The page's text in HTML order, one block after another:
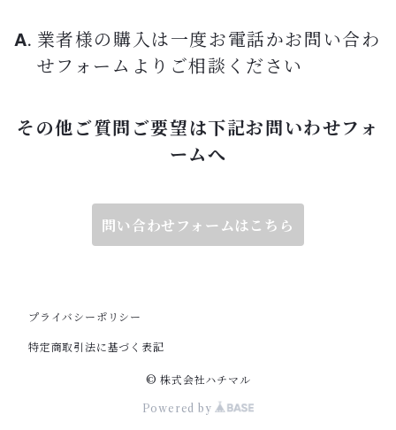
業者様の購入は一度お電話かお問い合わ
せフォームよりご相談ください
その他ご質問ご要望は下記お問いわせフォ
ームへ
問い合わせフォームはこちら
プライバシーポリシー
特定商取引法に基づく表記
© 株式会社ハチマル
Powered by